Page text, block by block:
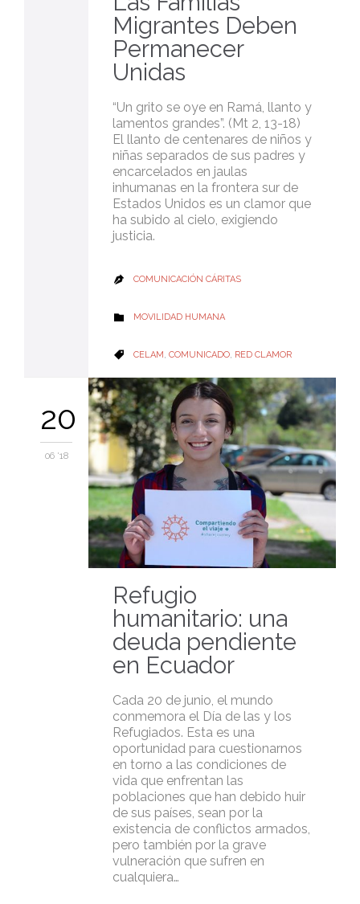
Migrantes Deben
Permanecer
Unidas
“Un grito se oye en Ramá, llanto y
lamentos grandes”. (Mt 2, 13-18)
El llanto de centenares de niños y
niñas separados de sus padres y
encarcelados en jaulas
inhumanas en la frontera sur de
Estados Unidos es un clamor que
ha subido al cielo, exigiendo
justicia.
 COMUNICACIÓN CÁRITAS
 CATEGORY
MOVILIDAD HUMANA
 CATEGORY
CELAM , COMUNICADO, RED CLAMOR
20
06 '18
Refugio
humanitario: una
deuda pendiente
en Ecuador
Cada 20 de junio, el mundo
conmemora el Día de las y los
Refugiados. Esta es una
oportunidad para cuestionarnos
en torno a las condiciones de
vida que enfrentan las
poblaciones que han debido huir
de sus países, sean por la
existencia de conflictos armados,
pero también por la grave
vulneración que sufren en
cualquiera…